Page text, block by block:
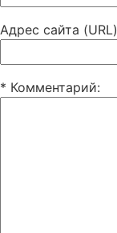
Адрес сайта (URL)
* Комментарий: